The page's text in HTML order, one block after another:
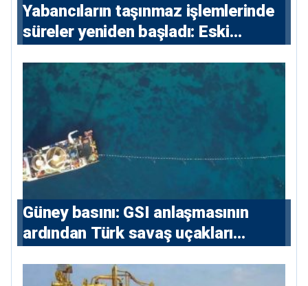
Yabancıların taşınmaz işlemlerinde
süreler yeniden başladı: Eski
konutlara 36 ay
Güney basını: ⁠GSI anlaşmasının
ardından Türk savaş uçakları